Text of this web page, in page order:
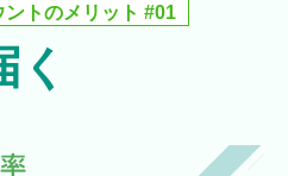
ントのメリット #01
く